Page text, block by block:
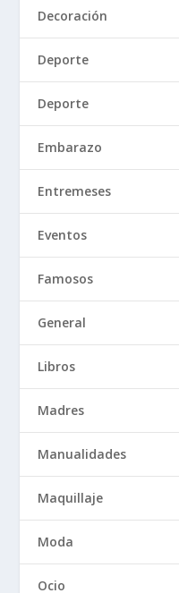
Decoración
Deporte
Deporte
Embarazo
Entremeses
Eventos
Famosos
General
Libros
Madres
Manualidades
Maquillaje
Moda
Ocio